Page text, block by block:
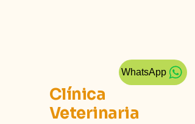
WhatsApp
Clínica
Veterinaria